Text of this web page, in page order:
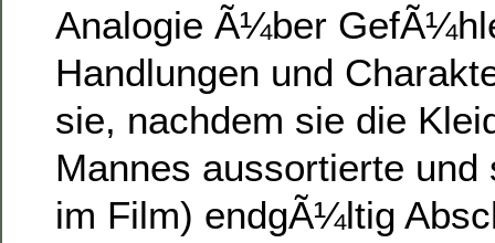
Analogie Ã¼ber
Handlungen und
sie, nachdem sie die
Mannes aussortierte
im Film) endgÃ¼ltig